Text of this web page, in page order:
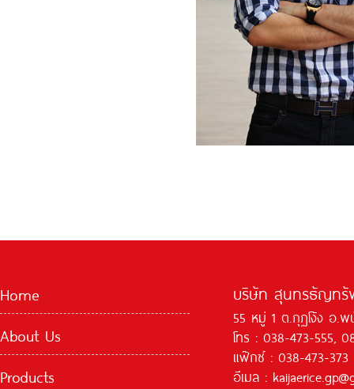
Home
About Us
Products
บริษัท สุนทรธัญทรั
55 หมู่ 1 ต.กุฏโง้ง อ.
โทร : 038-473-555,
แฟ๊กซ์ : 038-473-373
อีเมล :